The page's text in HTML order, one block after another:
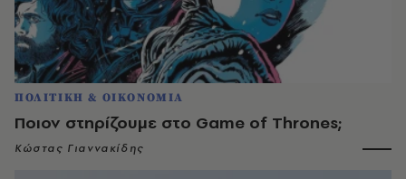
ΠΟΛΙΤΙΚΗ & ΟΙΚΟΝΟΜΙΑ
Ποιον στηρίζουμε στο Game of Thrones;
Κώστας Γιαννακίδης